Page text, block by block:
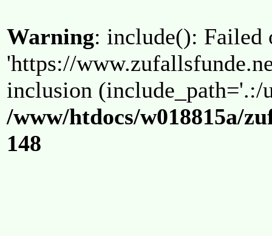
Warning: include(): Failed
'https://
inclusion (include_path='.:/
/www/htdocs/w018815a/
148